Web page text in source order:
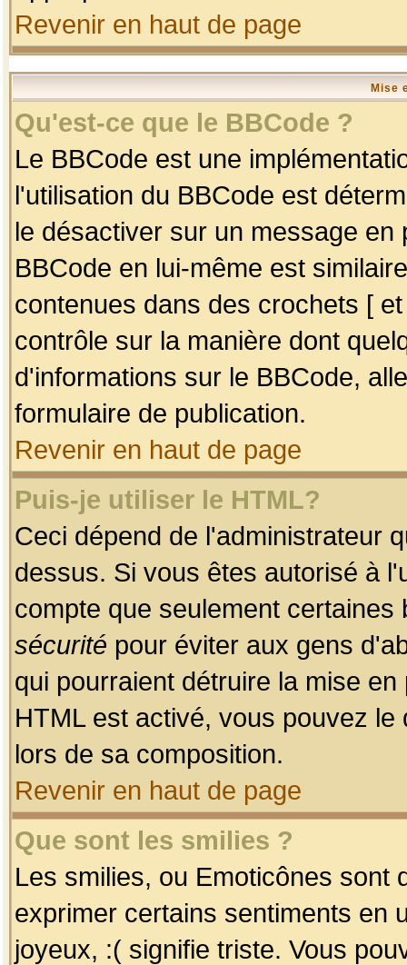
Revenir en haut de page
Mise
Qu'est-ce que le BBCode ?
Le BBCode est une
l'utilisation du BBCode est
le désactiver sur un message
BBCode en lui-même est
contenues dans des crochets [
contrôle sur la manière dont
d'informations sur le BBCode,
formulaire de publication.
Revenir en haut de page
Puis-je utiliser le HTML?
Ceci dépend de l'administrateur
dessus. Si vous êtes autorisé à
compte que seulement
sécurité pour éviter aux gens
qui pourraient détruire la mise
HTML est activé, vous pouvez
lors de sa composition.
Revenir en haut de page
Que sont les smilies ?
Les smilies, ou Emoticônes sont
exprimer certains sentiments en
joyeux, :( signifie triste. Vous